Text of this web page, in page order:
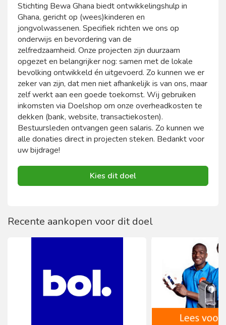
Stichting Bewa Ghana biedt ontwikkelingshulp in
Ghana, gericht op (wees)kinderen en
jongvolwassenen. Specifiek richten we ons op
onderwijs en bevordering van de
zelfredzaamheid. Onze projecten zijn duurzaam
opgezet en belangrijker nog: samen met de lokale
bevolking ontwikkeld én uitgevoerd. Zo kunnen we er
zeker van zijn, dat men niet afhankelijk is van ons, maar
zelf werkt aan een goede toekomst. Wij gebruiken
inkomsten via Doelshop om onze overheadkosten te
dekken (bank, website, transactiekosten).
Bestuursleden ontvangen geen salaris. Zo kunnen we
alle donaties direct in projecten steken. Bedankt voor
uw bijdrage!
Kies dit doel
Recente aankopen voor dit doel